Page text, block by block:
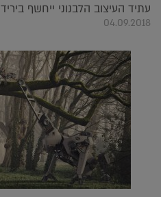
עתיד העיצוב הלבנוני ייחשף ביריד Maison et Objet |
04.09.2018